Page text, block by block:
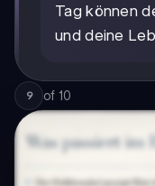
Tag können
und deine
9 of 10